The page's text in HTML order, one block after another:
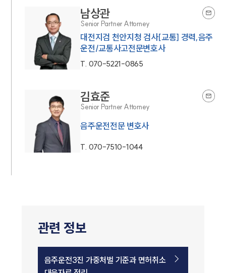
남상관
Senior Partner Attorney
대전지검 천안지청 검사[교통] 경력,음주
운전/교통사고전문변호사
T. 070-5221-0865
김효준
Senior Partner Attorney
음주운전전문 변호사
T. 070-7510-1044
관련 정보
음주운전3진 가중처벌 기준과 면허취소